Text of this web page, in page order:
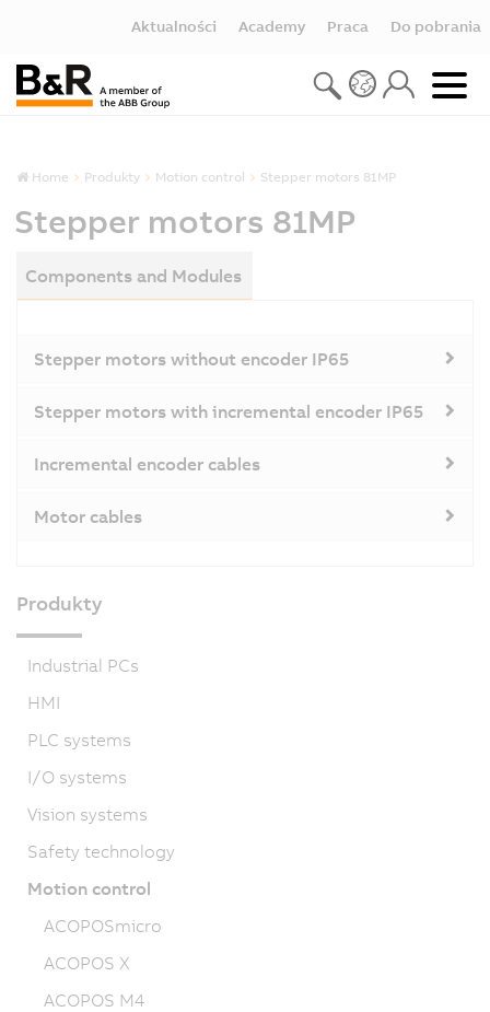
Aktualności Academy Praca Do pobrania
Home Produkty Motion control Stepper motors 81MP
Stepper motors 81MP
Components and Modules
Stepper motors without encoder IP65
Stepper motors with incremental encoder IP65
Incremental encoder cables
Motor cables
Produkty
Industrial PCs
HMI
PLC systems
I/O systems
Vision systems
Safety technology
Motion control
ACOPOSmicro
ACOPOS X
ACOPOS M4